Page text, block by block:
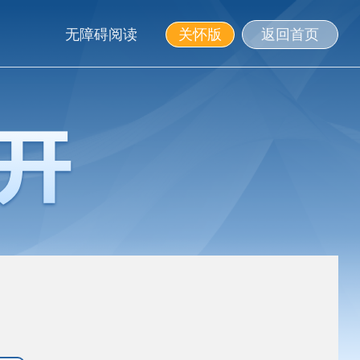
无障碍阅读 关怀版 返回首页